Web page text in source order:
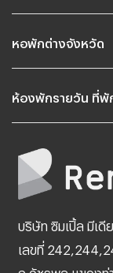
หอพักต่างจังหวัด
ห้องพักรายวัน ที่พั
บริษัท ซิมเปิ้ล มีเดี
เลขที่